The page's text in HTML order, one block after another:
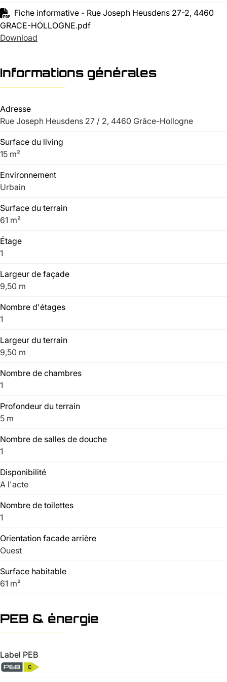
Fiche informative - Rue Joseph Heusdens 27-2, 4460
GRACE-HOLLOGNE.pdf
Download
Informations générales
Adresse
Rue Joseph Heusdens 27 / 2, 4460 Grâce-Hollogne
Surface du living
15 m²
Environnement
Urbain
Surface du terrain
61 m²
Étage
1
Largeur de façade
9,50 m
Nombre d'étages
1
Largeur du terrain
9,50 m
Nombre de chambres
1
Profondeur du terrain
5 m
Nombre de salles de douche
1
Disponibilité
A l'acte
Nombre de toilettes
1
Orientation facade arrière
Ouest
Surface habitable
61 m²
PEB & énergie
Label PEB